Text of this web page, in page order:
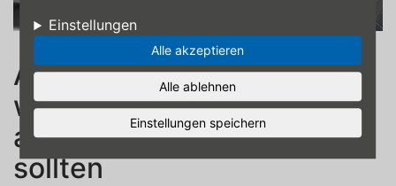
Einstellungen
Alle akzeptieren
Alle ablehnen
Einstellungen speichern
Achsvermessung – ein
wichtiger Check, den Sie
auf keinen Fall vergessen
sollten